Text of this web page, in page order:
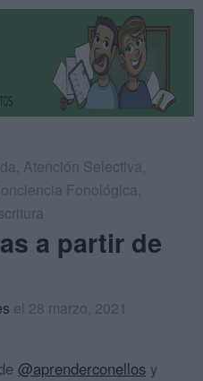
, Atención Selectiva,
Fonológica,
a partir de
el 28 marzo, 2021
@aprenderconellos y